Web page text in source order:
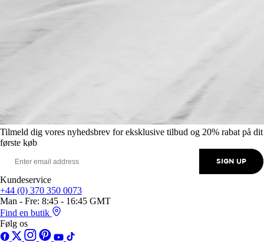
Tilmeld dig vores nyhedsbrev for eksklusive tilbud og 20% rabat på dit
første køb
SIGN UP
Kundeservice
+44 (0) 370 350 0073
Man - Fre: 8:45 - 16:45 GMT
Find en butik
Følg os